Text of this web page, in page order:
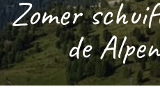
Zomer
de